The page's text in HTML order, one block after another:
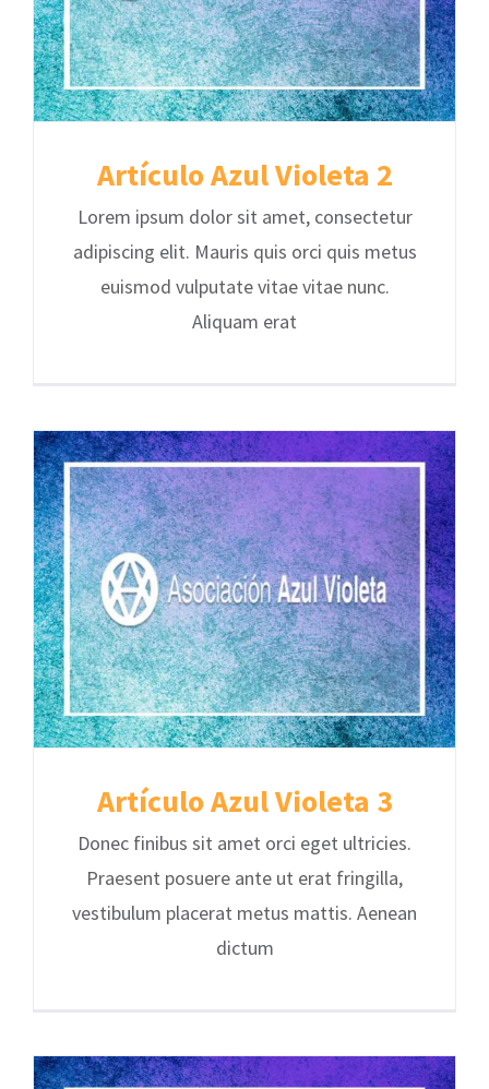
Artículo Azul Violeta 2
Lorem ipsum dolor sit amet, consectetur
adipiscing elit. Mauris quis orci quis metus
euismod vulputate vitae vitae nunc.
Aliquam erat
Artículo Azul Violeta 3
Donec finibus sit amet orci eget ultricies.
Praesent posuere ante ut erat fringilla,
vestibulum placerat metus mattis. Aenean
dictum